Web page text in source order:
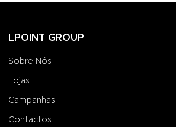
LPOINT GROUP
Sobre Nós
Lojas
Campanhas
Contactos